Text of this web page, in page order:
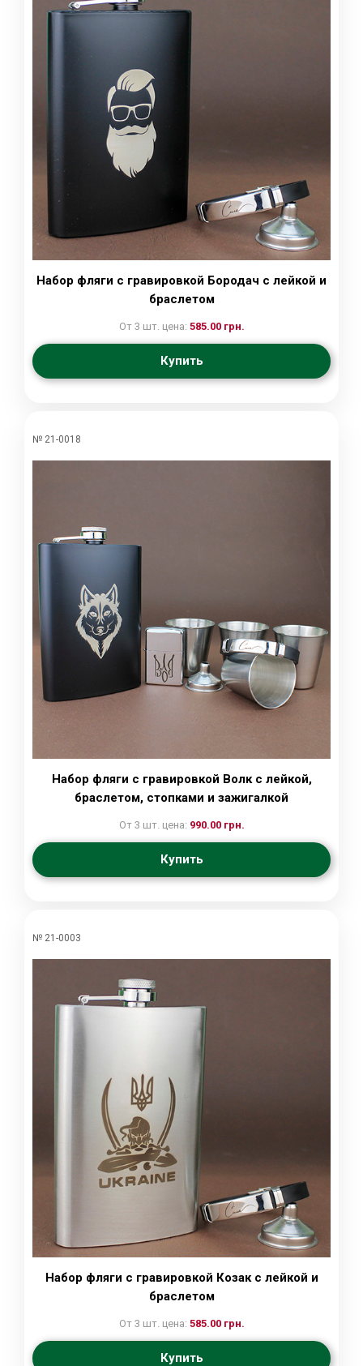
Набор фляги с гравировкой Бородач с лейкой и
браслетом
От 3 шт. цена: 585.00 грн.
Купить
№ 21-0018
Набор фляги с гравировкой Волк с лейкой,
браслетом, стопками и зажигалкой
От 3 шт. цена: 990.00 грн.
Купить
№ 21-0003
Набор фляги с гравировкой Козак с лейкой и
браслетом
От 3 шт. цена: 585.00 грн.
Купить